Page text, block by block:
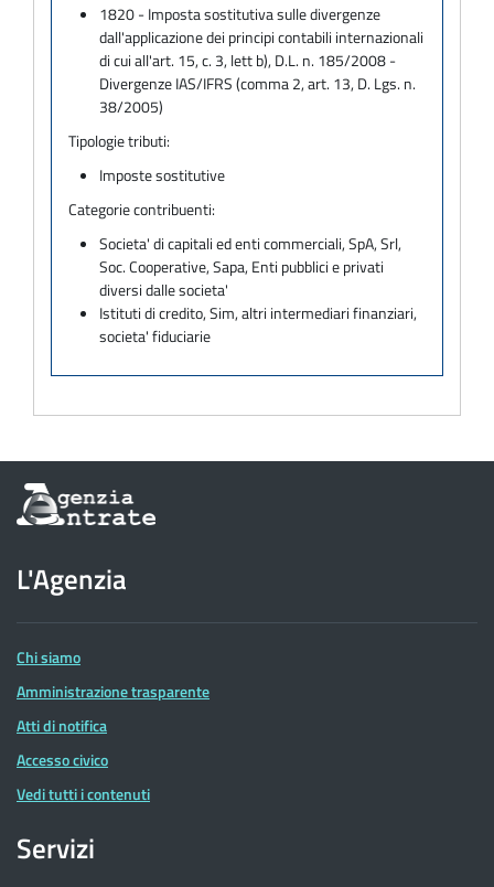
1820 - Imposta sostitutiva sulle divergenze
dall'applicazione dei principi contabili internazionali
di cui all'art. 15, c. 3, lett b), D.L. n. 185/2008 -
Divergenze IAS/IFRS (comma 2, art. 13, D. Lgs. n.
38/2005)
Tipologie tributi:
Imposte sostitutive
Categorie contribuenti:
Societa' di capitali ed enti commerciali, SpA, Srl,
Soc. Cooperative, Sapa, Enti pubblici e privati
diversi dalle societa'
Istituti di credito, Sim, altri intermediari finanziari,
societa' fiduciarie
Informazioni
sul
dell'Agenzia
delle
Entrate
L'Agenzia
Chi siamo
Amministrazione trasparente
Atti di notifica
Accesso civico
Vedi tutti i contenuti
Servizi